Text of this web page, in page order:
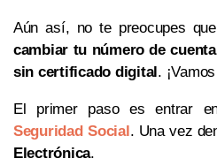
Aún así, no te preocupes
cambiar tu número de
sin certificado digital.
El primer paso es entrar
Seguridad Social. Una vez
Electrónica.